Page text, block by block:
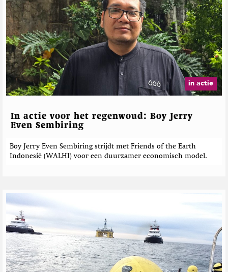
in actie
In actie voor het regenwoud: Boy Jerry
Even Sembiring
Boy Jerry Even Sembiring strijdt met Friends of the Earth
Indonesië (WALHI) voor een duurzamer economisch model.